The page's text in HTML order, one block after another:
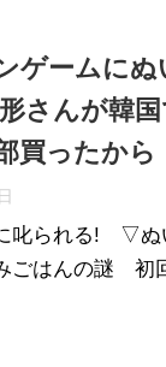
ゲームに
さんが韓
買ったから
叱られる! ▽ぬ
ごはんの謎 初